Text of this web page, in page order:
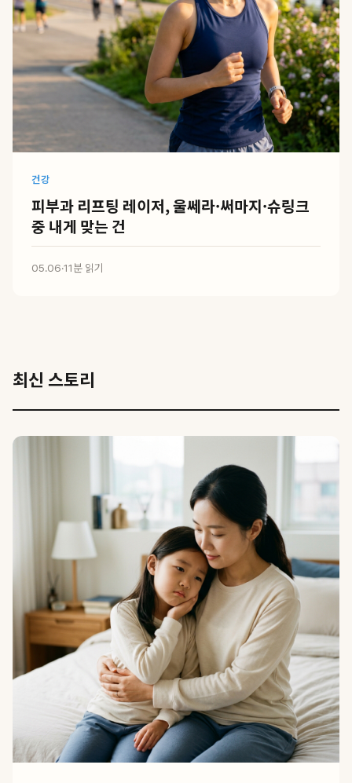
건강
피부과 리프팅 레이저, 울쎄라·써마지·슈링크
중 내게 맞는 건
05.06·11분 읽기
최신 스토리